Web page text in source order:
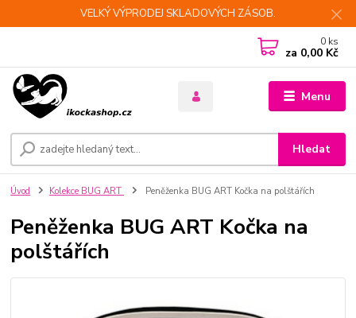
VELKÝ VÝPRODEJ SKLADOVÝCH ZÁSOB.
Menu
Hledat
0 ks
za 0,00 Kč
Úvod Kolekce BUG ART Peněženka BUG ART Kočka na polštářích
Peněženka BUG ART Kočka na
polštářích